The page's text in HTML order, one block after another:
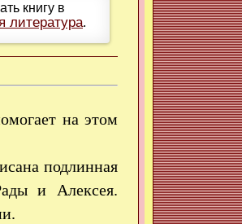
книгу в
литература.
на этом
подлинная
и Алексея.